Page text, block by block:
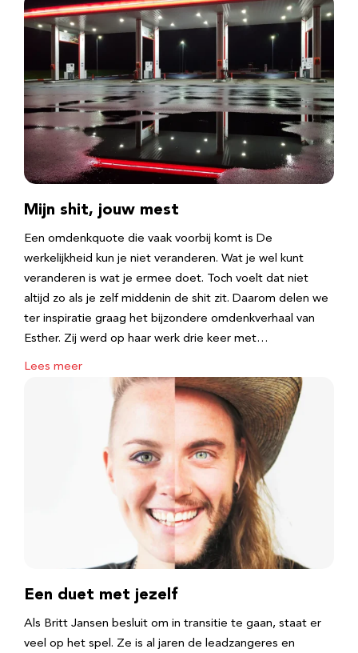
Mijn shit, jouw mest
Een omdenkquote die vaak voorbij komt is De
werkelijkheid kun je niet veranderen. Wat je wel kunt
veranderen is wat je ermee doet. Toch voelt dat niet
altijd zo als je zelf middenin de shit zit. Daarom delen we
ter inspiratie graag het bijzondere omdenkverhaal van
Esther. Zij werd op haar werk drie keer met…
Lees meer
Een duet met jezelf
Als Britt Jansen besluit om in transitie te gaan, staat er
veel op het spel. Ze is al jaren de leadzangeres en